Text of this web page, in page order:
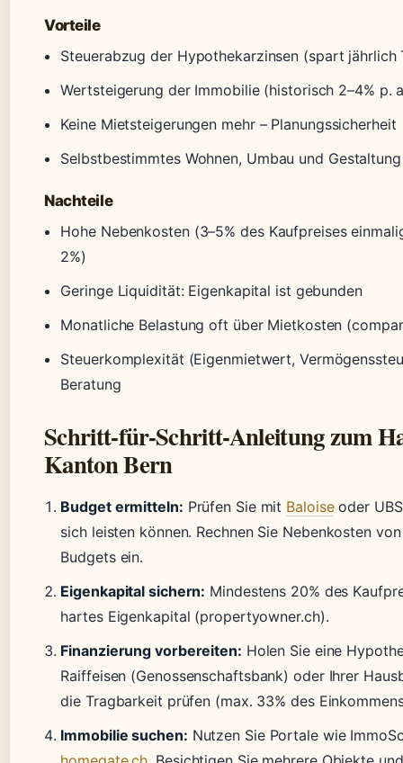
Vorteile
Steuerabzug der Hypothekarzinsen (spart jährlich
Wertsteigerung der Immobilie (historisch 2–4% p.
Keine Mietsteigerungen mehr – Planungssicherheit
Selbstbestimmtes Wohnen, Umbau und Gestaltung
Nachteile
Hohe Nebenkosten (3–5% des Kaufpreises
2%)
Geringe Liquidität: Eigenkapital ist gebunden
Monatliche Belastung oft über Mietkosten
Steuerkomplexität (Eigenmietwert,
Beratung
Schritt-für-Schritt-Anleitung zum
Kanton Bern
Budget ermitteln: Prüfen Sie mit Baloiseoder
sich leisten können. Rechnen Sie Nebenkosten
Budgets ein.
Eigenkapital sichern: Mindestens 20% des
hartes Eigenkapital (propertyowner.ch).
Finanzierung vorbereiten: Holen Sie eine
Raiffeisen (Genossenschaftsbank) oder Ihrer
die Tragbarkeit prüfen (max. 33% des
Immobilie suchen: Nutzen Sie Portale wie